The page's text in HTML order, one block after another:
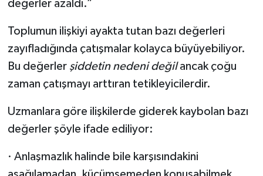
değerler azaldı.”
Toplumun ilişkiyi ayakta tutan bazı değerleri
zayıfladığında çatışmalar kolayca büyüyebiliyor.
Bu değerler şiddetin nedeni değilancak çoğu
zaman çatışmayı arttıran tetikleyicilerdir.
Uzmanlara göre ilişkilerde giderek kaybolan bazı
değerler şöyle ifade ediliyor:
· Anlaşmazlık halinde bile karşısındakini